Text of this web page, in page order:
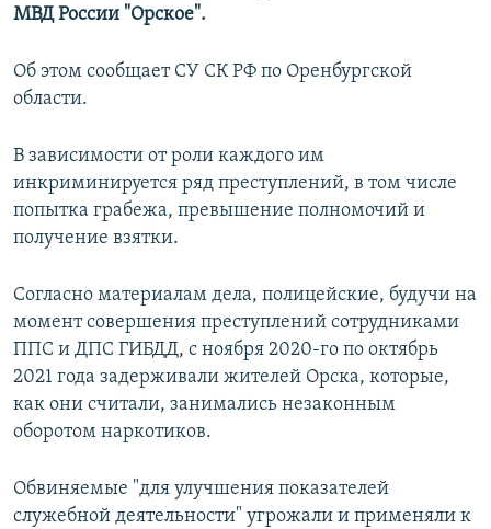
МВД России "Орское".
Об этом сообщает СУ СК РФ по Оренбургской
области.
В зависимости от роли каждого им
инкриминируется ряд преступлений, в том числе
попытка грабежа, превышение полномочий и
получение взятки.
Согласно материалам дела, полицейские, будучи на
момент совершения преступлений сотрудниками
ППС и ДПС ГИБДД, с ноября 2020-го по октябрь
2021 года задерживали жителей Орска, которые,
как они считали, занимались незаконным
оборотом наркотиков.
Обвиняемые "для улучшения показателей
служебной деятельности" угрожали и применяли к